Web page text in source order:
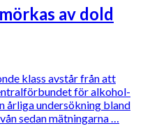
av dold
klass avstår från att
för alkohol-
årliga undersökning bland
sedan mätningarna …